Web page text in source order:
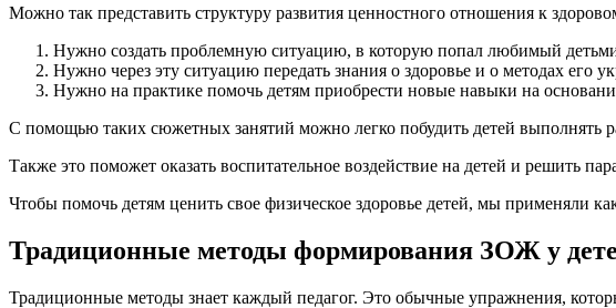
Можно так представить структуру развития ценностного отношения к
Нужно создать проблемную ситуацию, в которую попал любимый
Нужно через эту ситуацию передать знания о здоровье и о методах его
Нужно на практике помочь детям приобрести новые навыки на
С помощью таких сюжетных занятий можно легко побудить детей выполнять
Также это поможет оказать воспитательное воздействие на детей и решить
Чтобы помочь детям ценить свое физическое здоровье детей, мы применяли
Традиционные методы формирования ЗОЖ у
Традиционные методы знает каждый педагог. Это обычные упражнения,